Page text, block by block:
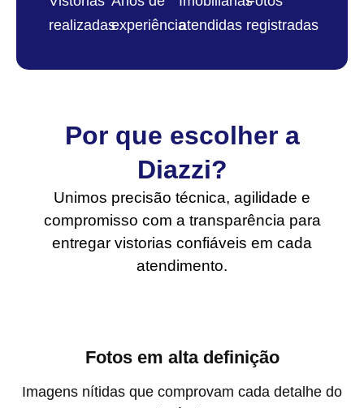
realizadasexperiênciaatendidas registradas
Por que escolher a
Diazzi?
Unimos precisão técnica, agilidade e
compromisso com a transparência para
entregar vistorias confiáveis em cada
atendimento.
Fotos em alta definição
Imagens nítidas que comprovam cada detalhe do